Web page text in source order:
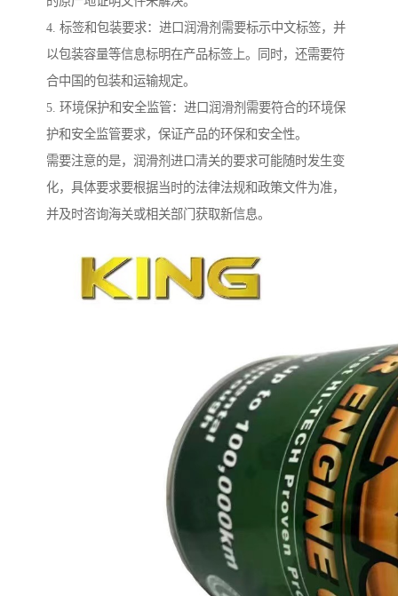
4. 标签和包装要求：进口润滑剂需要标示中文标签，并
以包装容量等信息标明在产品标签上。同时，还需要符
合中国的包装和运输规定。
5. 环境保护和安全监管：进口润滑剂需要符合的环境保
护和安全监管要求，保证产品的环保和安全性。
需要注意的是，润滑剂进口清关的要求可能随时发生变
化，具体要求要根据当时的法律法规和政策文件为准，
并及时咨询海关或相关部门获取新信息。